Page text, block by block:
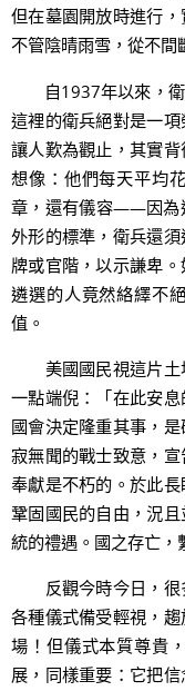
但在墓園開放時進行
不管陰晴雨雪，從不間
自1937年以來，衛
這裡的衛兵絕對是一
讓人歎為觀止，其實
想像：他們每天平均
章，還有儀容——因為
外形的標準，衛兵還
牌或官階，以示謙卑
遴選的人竟然絡繹不
值。
美國國民視這片土
一點端倪：「在此安
國會決定隆重其事，
寂無聞的戰士致意，
奉獻是不朽的。於此
鞏固國民的自由，況
統的禮遇。國之存亡，
反觀今時今日，很
各種儀式備受輕視，
場！但儀式本質尊貴
展，同樣重要：它把